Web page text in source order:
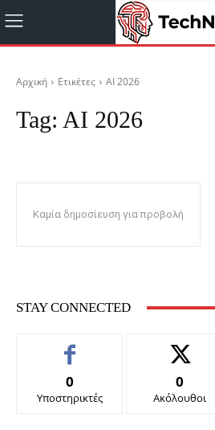
Αρχική Ετικέτες AI 2026
Tag: AI 2026
Καμία δημοσίευση για προβολή
STAY CONNECTED
0
Υποστηρικτές
0
Ακόλουθοι